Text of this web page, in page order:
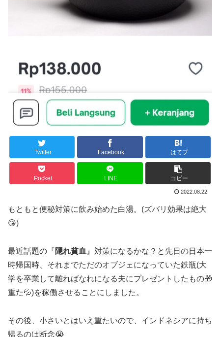
Twitter Facebook はてブ
Pocket LINE コピー
2022.08.22
もともと便秘対策に飲み始めた白湯。(ズバリ効果は絶大
😘)
最近話題の『隠れ貧血 』対策になるかな？と先日の日本一
時帰国時、それまでただのオブジェになっていた鉄瓶(大
学を卒業して離ればなれになる夫にプレゼントしたもの🎁
重た💦)を稼働させることにしました。
その後、小さいとはいえ重たいので、インドネシアに持ち
帰るのは断念😭